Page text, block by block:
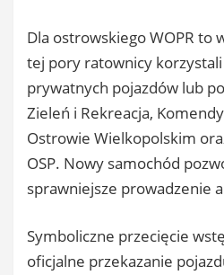
Dla ostrowskiego WOPR to
tej pory ratownicy korzystali
prywatnych pojazdów lub
Zieleń i Rekreacja,
Ostrowie Wielkopolskim
OSP. Nowy samochód
sprawniejsze prowadzenie
Symboliczne przecięcie
oficjalne przekazanie